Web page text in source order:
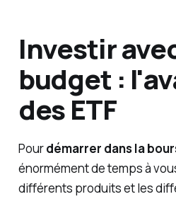
Investir
budget :
des ETF
Pourdémarrer dans la
énormément de temps à
différents produits et les